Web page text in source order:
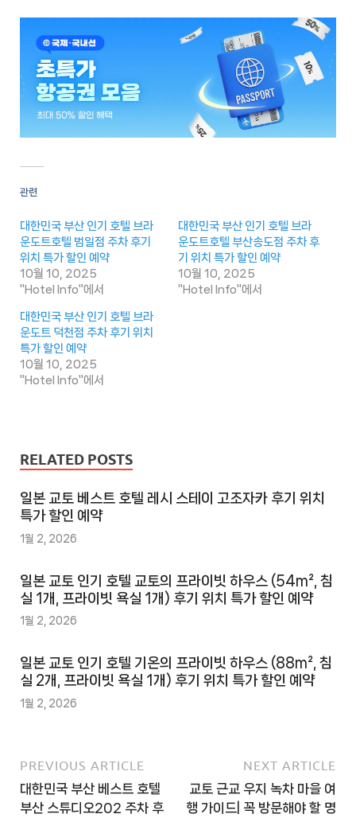
관련
대한민국 부산 인기 호텔 브라
운도트호텔 범일점 주차 후기
위치 특가 할인 예약
10월 10, 2025
"Hotel Info"에서
대한민국 부산 인기 호텔 브라
운도트호텔 부산송도점 주차 후
기 위치 특가 할인 예약
10월 10, 2025
"Hotel Info"에서
대한민국 부산 인기 호텔 브라
운도트 덕천점 주차 후기 위치
특가 할인 예약
10월 10, 2025
"Hotel Info"에서
RELATED POSTS
일본 교토 베스트 호텔 레시 스테이 고조자카 후기 위치
특가 할인 예약
1월 2, 2026
일본 교토 인기 호텔 교토의 프라이빗 하우스 (54m², 침
실 1개, 프라이빗 욕실 1개) 후기 위치 특가 할인 예약
1월 2, 2026
일본 교토 인기 호텔 기온의 프라이빗 하우스 (88m², 침
실 2개, 프라이빗 욕실 1개) 후기 위치 특가 할인 예약
1월 2, 2026
PREVIOUS ARTICLE
대한민국 부산 베스트 호텔
부산 스튜디오202 주차 후
NEXT ARTICLE
교토 근교 우지 녹차 마을 여
행 가이드| 꼭 방문해야 할 명